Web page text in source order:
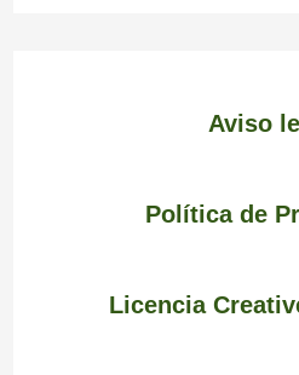
Aviso
Política de
Licencia